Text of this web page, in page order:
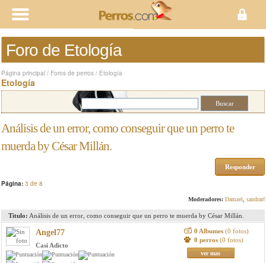
Foro de Etología
Página principal / Foros de perros / Etología
Etología
Análisis de un error, como conseguir que un perro te
muerda by César Millán.
Responder
Página: 3 de 8
Moderadores: Damzel sandrarf
Titulo: Análisis de un error, como conseguir que un perro te muerda by César Millán.
Angel77
Casi Adicto
0 Albumes (0 fotos)
0 perros (0 fotos)
ver mas